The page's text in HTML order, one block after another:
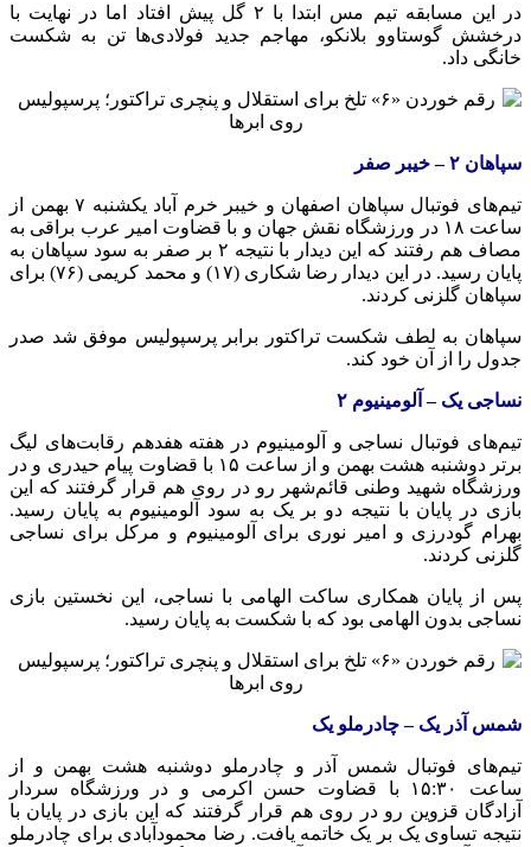
در این مسابقه تیم مس ابتدا با ۲ گل پیش افتاد اما در نهایت با
درخشش گوستاوو بلانکو، مهاجم جدید فولادی‌ها تن به شکست
خانگی داد.
سپاهان ۲ – خیبر صفر
تیم‌های فوتبال سپاهان اصفهان و خیبر خرم آباد یکشنبه ۷ بهمن از
ساعت ۱۸ در ورزشگاه نقش جهان و با قضاوت امیر عرب براقی به
مصاف هم رفتند که این دیدار با نتیجه ۲ بر صفر به سود سپاهان به
پایان رسید. در این دیدار رضا شکاری (۱۷) و محمد کریمی (۷۶) برای
سپاهان گلزنی کردند.
سپاهان به لطف شکست تراکتور برابر پرسپولیس موفق شد صدر
جدول را از آن خود کند.
نساجی یک – آلومینیوم ۲
تیم‌های فوتبال نساجی و آلومینیوم در هفته هفدهم رقابت‌های لیگ
برتر دوشنبه هشت بهمن و از ساعت ۱۵ با قضاوت پیام حیدری و در
ورزشگاه شهید وطنی قائم‌شهر رو در روی هم قرار گرفتند که این
بازی در پایان با نتیجه دو بر یک به سود آلومینیوم به پایان رسید.
بهرام گودرزی و امیر نوری برای آلومینیوم و مرکل برای نساجی
گلزنی کردند.
پس از پایان همکاری ساکت الهامی با نساجی، این نخستین بازی
نساجی بدون الهامی بود که با شکست به پایان رسید.
شمس آذر یک – چادرملو یک
تیم‌های فوتبال شمس آذر و چادرملو دوشنبه هشت بهمن و از
ساعت ۱۵:۳۰ با قضاوت حسن اکرمی و در ورزشگاه سردار
آزادگان قزوین رو در روی هم قرار گرفتند که این بازی در پایان با
نتیجه تساوی یک بر یک خاتمه یافت. رضا محمودآبادی برای چادرملو